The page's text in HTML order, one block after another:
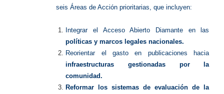
seis Áreas de Acción prioritarias, que incluyen:
Integrar el Acceso Abierto Diamante en las
políticas y marcos legales nacionales.
Reorientar el gasto en publicaciones hacia
infraestructuras gestionadas por la
comunidad.
Reformar los sistemas de evaluación de la